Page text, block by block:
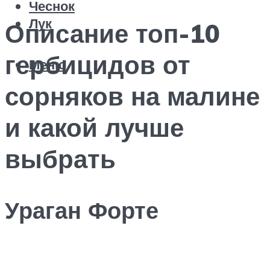
Чеснок
Лук
Меню
Описание топ-10
гербицидов от
сорняков на малине
и какой лучше
выбрать
Ураган Форте